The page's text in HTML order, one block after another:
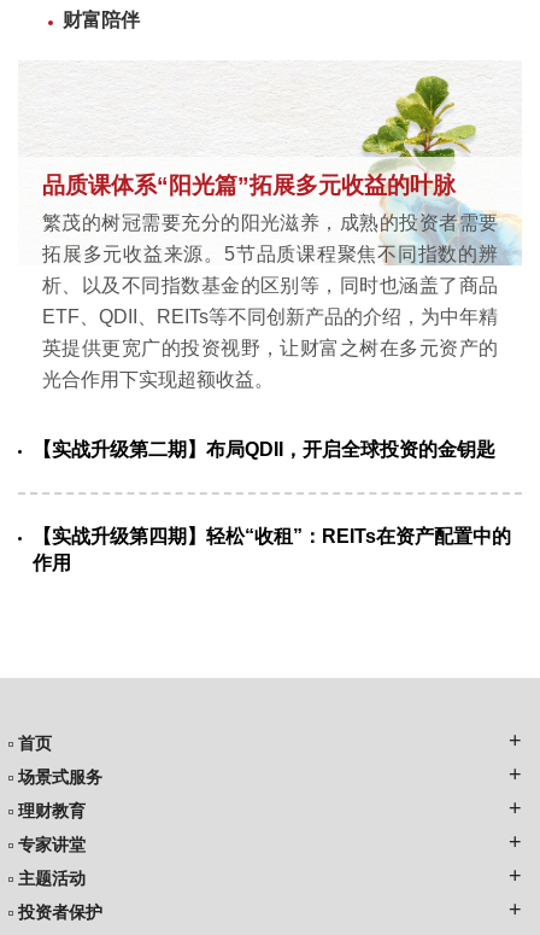
财富陪伴
品质课体系“阳光篇”拓展多元收益的叶脉
繁茂的树冠需要充分的阳光滋养，成熟的投资者需要
拓展多元收益来源。5节品质课程聚焦不同指数的辨
析、以及不同指数基金的区别等，同时也涵盖了商品
ETF、QDII、REITs等不同创新产品的介绍，为中年精
英提供更宽广的投资视野，让财富之树在多元资产的
光合作用下实现超额收益。
【实战升级第二期】布局QDII，开启全球投资的金钥匙
【实战升级第四期】轻松“收租”：REITs在资产配置中的
作用
首页
场景式服务
理财教育
专家讲堂
主题活动
投资者保护